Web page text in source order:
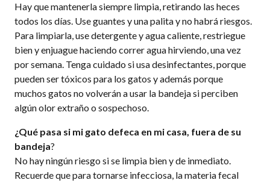
Hay que mantenerla siempre limpia, retirando las heces
todos los dí­as. Use guantes y una palita y no habrá riesgos.
Para limpiarla, use detergente y agua caliente, restriegue
bien y enjuague haciendo correr agua hirviendo, una vez
por semana. Tenga cuidado si usa desinfectantes, porque
pueden ser tóxicos para los gatos y además porque
muchos gatos no volverán a usar la bandeja si perciben
algún olor extraño o sospechoso.
¿Qué pasa si mi gato defeca en mi casa, fuera de su
bandeja?
No hay ningún riesgo si se limpia bien y de inmediato.
Recuerde que para tornarse infecciosa, la materia fecal